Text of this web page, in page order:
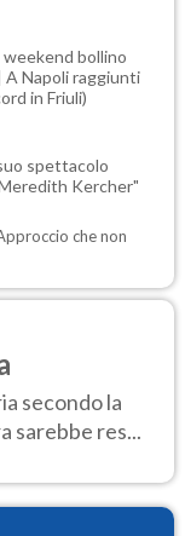
weekend bollino
Napoli raggiunti
in Friuli)
spettacolo
Kercher"
che non
secondo la
sarebbe res...